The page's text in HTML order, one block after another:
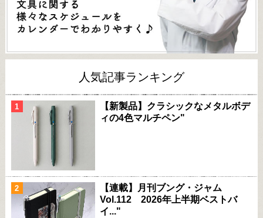
人気記事ランキング
【新製品】クラシックなメタルボデ
ィの4色マルチペン"
【連載】月刊ブング・ジャム
Vol.112 2026年上半期ベストバ
イ..."